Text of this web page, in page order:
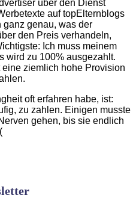
über den Dienst
auf topElternblogs
genau, was der
den Preis verhandeln,
Ich muss meinem
wird zu 100% ausgezahlt.
ziemlich hohe Provision
oft erfahren habe, ist:
zu zahlen. Einigen musste
gehen, bis sie endlich